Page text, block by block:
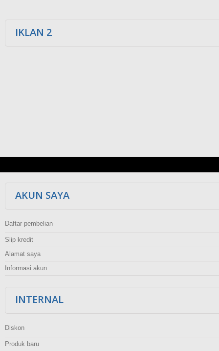
IKLAN 2
AKUN SAYA
Daftar pembelian
Slip kredit
Alamat saya
Informasi akun
INTERNAL
Diskon
Produk baru